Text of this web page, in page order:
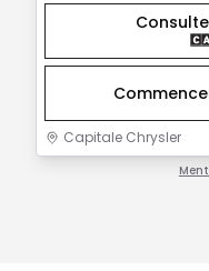
Capitale Chrysler